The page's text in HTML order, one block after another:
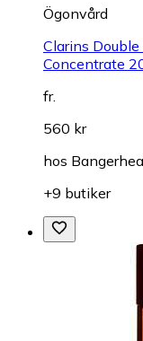
Ögonvård
Clarins
Concentrate
fr.
560 kr
hos
+9 butiker